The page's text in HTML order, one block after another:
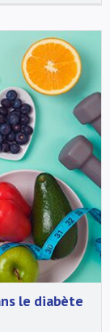
le diabète